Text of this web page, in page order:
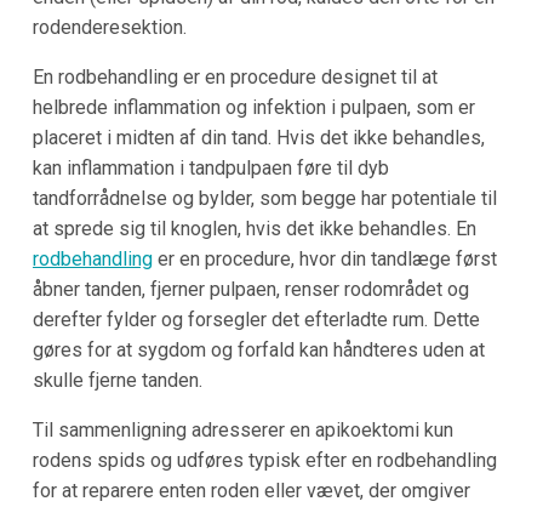
rodenderesektion.
En rodbehandling er en procedure designet til at
helbrede inflammation og infektion i pulpaen, som er
placeret i midten af din tand. Hvis det ikke behandles,
kan inflammation i tandpulpaen føre til dyb
tandforrådnelse og bylder, som begge har potentiale til
at sprede sig til knoglen, hvis det ikke behandles. En
rodbehandlinger en procedure, hvor din tandlæge først
åbner tanden, fjerner pulpaen, renser rodområdet og
derefter fylder og forsegler det efterladte rum. Dette
gøres for at sygdom og forfald kan håndteres uden at
skulle fjerne tanden.
Til sammenligning adresserer en apikoektomi kun
rodens spids og udføres typisk efter en rodbehandling
for at reparere enten roden eller vævet, der omgiver